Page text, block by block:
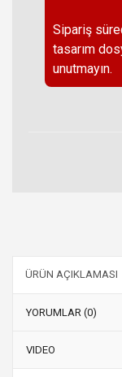
Sipariş
tasarım
unutmayın.
ÜRÜN AÇIKLAMASI
YORUMLAR (0)
VIDEO